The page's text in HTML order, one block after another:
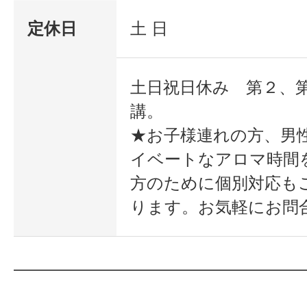
定休日 土 日
土日祝日休み 第２、
講。
★お子様連れの方、男
イベートなアロマ時間
方のために個別対応も
ります。お気軽にお問